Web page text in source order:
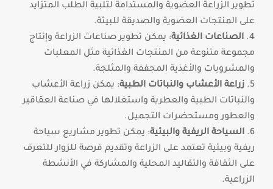
تطوير الزراعة العضوية والمستدامة لتلبية الطلب المتزايد
على المنتجات العضوية والصديقة للبيئة.
الصناعات الغذائية: يمكن تطوير صناعات الزراعة وإنتاج
مجموعة متنوعة من المنتجات الغذائية مثل المعلبات
والمشروبات والأغذية المجففة والمثلجة.
زراعة الأعشاب والنباتات الطبية: يمكن زراعة الأعشاب
والنباتات الطبية والعطرية واستغلالها في صناعة العقاقير
والعطور ومستحضرات التجميل.
السياحة الريفية والبيئية: يمكن تطوير مشاريع سياحة
ريفية وبيئية تعتمد على الزراعة وتقديم فرصة للزوار للتعرف
على الثقافة والتقاليد المحلية والمشاركة في الأنشطة
الزراعية.